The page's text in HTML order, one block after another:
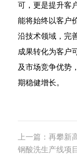
可，更是提升客
能将始终以客户
沿技术领域，完
成果转化为客户
及市场竞争优势
期稳健增长。
上一篇：再攀新
钢酸洗生产线项